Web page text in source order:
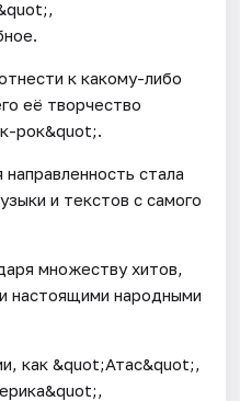
к какому-либо
её творчество
рок&quot;.
стала
и текстов с самого
множеству хитов,
настоящими народными
как &quot;Атас&quot;,